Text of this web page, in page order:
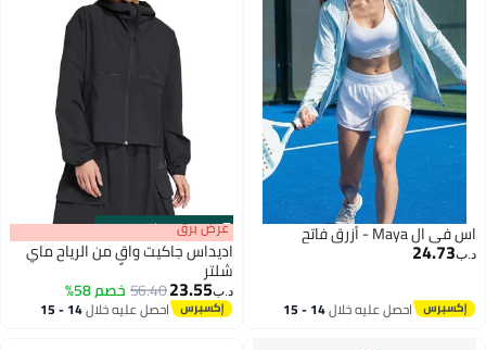
3
اس في ال Maya - أزرق فاتح
د.ب‏ 24.73
احصل عليه خلال 14 - 15
00m:00s
·باقي 100% عرض برق
اديداس جاكيت واقٍ من الرياح ماي
شلتر
د.ب‏ 23.55
56.40 خصم 58%
احصل عليه خلال 14 - 15